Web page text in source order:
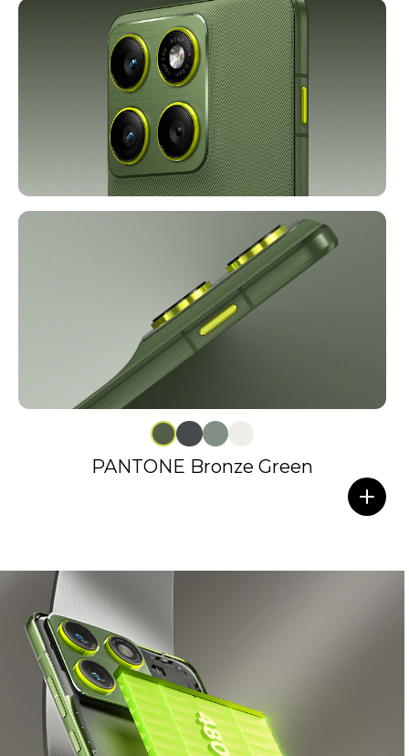
PANTONE Bronze Green